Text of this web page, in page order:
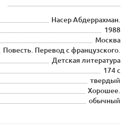
Насер Абдеррахман.
1988
Москва
Повесть. Перевод с французского.
Детская литература
174 c
твердый
Хорошее.
обычный